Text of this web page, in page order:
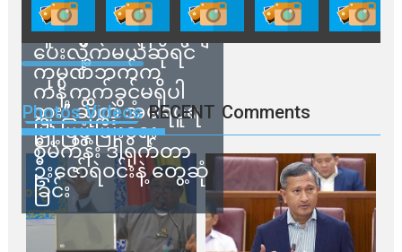
သက်ဆိုင်ရာတာဝန်ရှိ
သူတွေက ဂရန်တွေချ
ပေးလိုက်မယ်ဆိုရင်
ကုမ္ပဏီဘက်က
ကန့်ကွက်ခွင့်မရှိပါ
ဘူး” ဆိုတဲ့ အမရပူရ
မြို့ပြဖွံ့ဖြိုးရေး
စီမံကိန်း ဒါရိုက်တာ
ဦးဇော်ရဲဝင်းနဲ့ တွေ့ဆုံ
ခြင်း
Photos Videos RECENT Comments